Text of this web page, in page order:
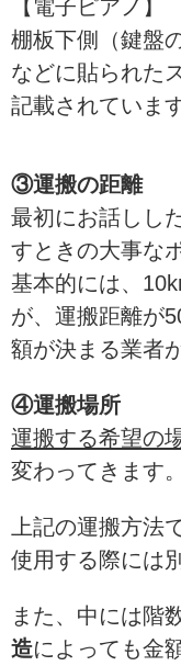
【電子ピアノ】
棚板下側（鍵盤
などに貼られた
記載されています
③運搬の距離
最初にお話しし
すときの大事な
基本的には、
が、運搬距離が
額が決まる業者
④運搬場所
運搬する希望の
変わってきます。
上記の運搬方法
使用する際には
また、中には階
造によっても金